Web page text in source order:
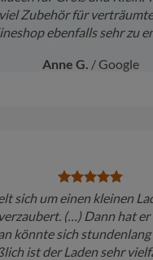
Zubehör für
ebenfalls sehr zu
Anne G. / Google
sich um einen kleinen
(…) Dann hat er
könnte sich
ist der Laden sehr